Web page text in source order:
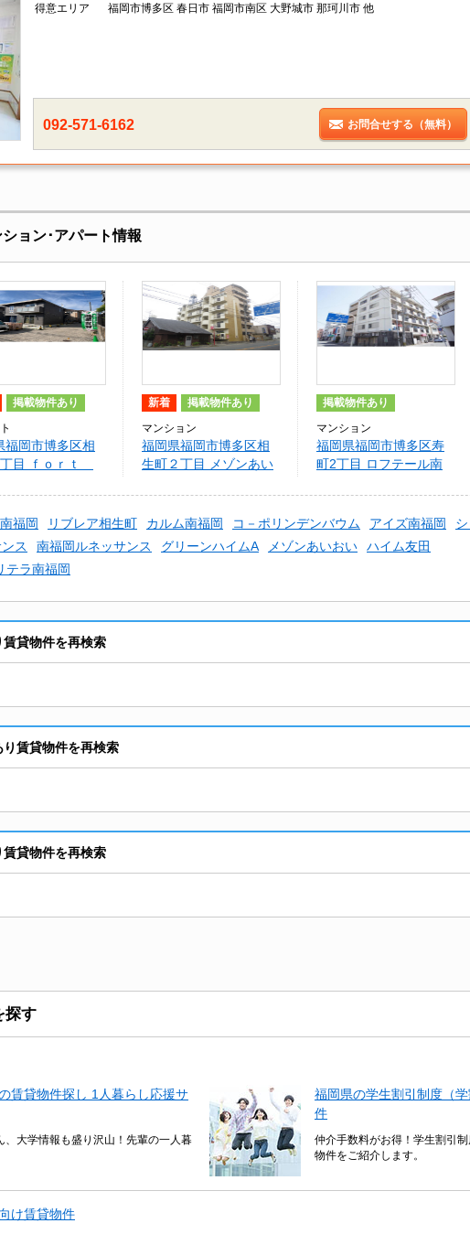
得意エリア 福岡市博多区 春日市 福岡市南区 大野城市 那珂川市 他
092-571-6162 お問合せする（無料）
ョン･アパート情報
掲載物件あり
福岡市博多区相
目 ｆｏｒｔ
新着 掲載物件あり
マンション
福岡県福岡市博多区相
生町２丁目 メゾンあい
掲載物件あり
マンション
福岡県福岡市博多区寿
町2丁目 ロフテール南
福岡 リブレア相生町 カルム南福岡 コ－ポリンデンバウム アイズ南福岡
ス 南福岡ルネッサンス グリーンハイムA メゾンあいおい
ハイム友田
テラ南福岡
貸物件を再検索
賃貸物件を再検索
貸物件を再検索
探す
賃貸物件探し 1人暮らし応援サ
、大学情報も盛り沢山！先輩の一人暮
福岡県の学生割引制度（
件
仲介手数料がお得！学生割引
物件をご紹介します。
け賃貸物件